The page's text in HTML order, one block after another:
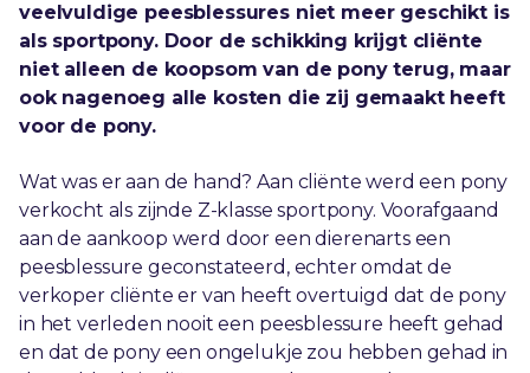
veelvuldige peesblessures niet meer geschikt is
als sportpony. Door de schikking krijgt cliënte
niet alleen de koopsom van de pony terug, maar
ook nagenoeg alle kosten die zij gemaakt heeft
voor de pony.
Wat was er aan de hand? Aan cliënte werd een pony
verkocht als zijnde Z-klasse sportpony. Voorafgaand
aan de aankoop werd door een dierenarts een
peesblessure geconstateerd, echter omdat de
verkoper cliënte er van heeft overtuigd dat de pony
in het verleden nooit een peesblessure heeft gehad
en dat de pony een ongelukje zou hebben gehad in